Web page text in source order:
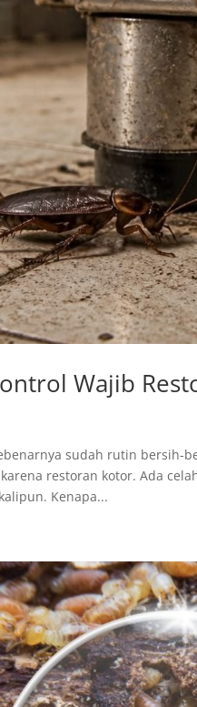
Wajib
sudah rutin bersih-
restoran kotor. Ada
Kenapa...